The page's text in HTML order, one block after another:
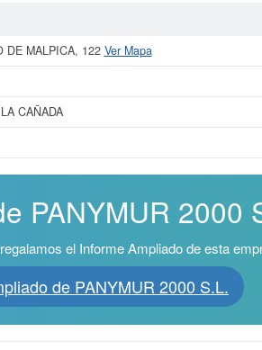
DE MALPICA, 122 Ver Mapa
CAÑADA
PANYMUR 2000
el Informe Ampliado de esta
de PANYMUR 2000 S.L.